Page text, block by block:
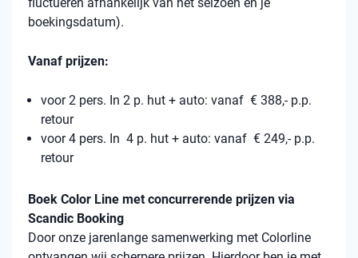
boekingsdatum).
Vanaf prijzen:
voor 2 pers. In 2 p. hut + auto: vanaf € 388,- p.p.
retour
voor 4 pers. In 4 p. hut + auto: vanaf € 249,- p.p.
retour
Boek Color Line met concurrerende prijzen via
Scandic Booking
Door onze jarenlange samenwerking met Colorline